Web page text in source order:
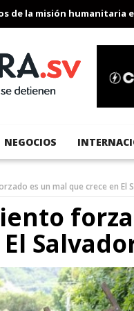
la misión humanitaria
NEGOCIOS
es un mal que crece en El